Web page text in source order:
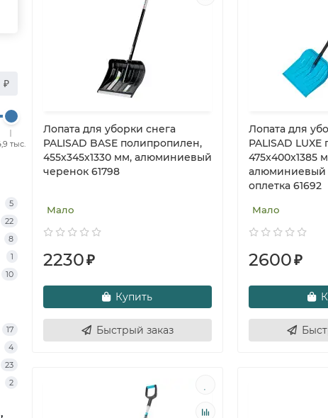
₽
тыс.
5
22
8
1
10
17
4
23
2
Лопата для уборки снега
PALISAD BASE полипропилен,
455х345х1330 мм, алюминиевый
черенок 61798
Мало
2230₽
Купить
Быстрый заказ
Лопата для
PALISAD
475x400x1385
алюминиевый
оплетка 61692
Мало
2600₽